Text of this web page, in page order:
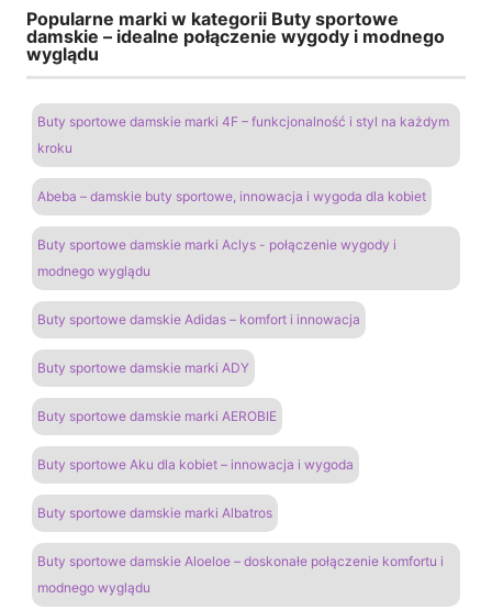
Popularne marki w kategorii Buty sportowe
damskie – idealne połączenie wygody i modnego
wyglądu
Buty sportowe damskie marki 4F – funkcjonalność i styl na każdym
kroku
Abeba – damskie buty sportowe, innowacja i wygoda dla kobiet
Buty sportowe damskie marki Aclys - połączenie wygody i
modnego wyglądu
Buty sportowe damskie Adidas – komfort i innowacja
Buty sportowe damskie marki ADY
Buty sportowe damskie marki AEROBIE
Buty sportowe Aku dla kobiet – innowacja i wygoda
Buty sportowe damskie marki Albatros
Buty sportowe damskie Aloeloe – doskonałe połączenie komfortu i
modnego wyglądu